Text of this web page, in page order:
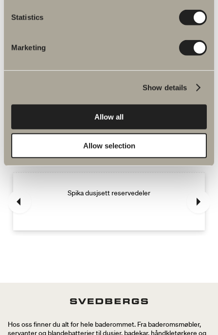
Statistics
Marketing
Show details
Allow all
Allow selection
Spesifikasjon
Flere relaterte produkter Reservedeler
dusj og badekarsbatteri
Spika dusjsett reservedeler
Hos oss finner du alt for hele baderommet. Fra baderomsmøbler,
servanter og blandebatterier til dusjer, badekar, håndkletørkere og